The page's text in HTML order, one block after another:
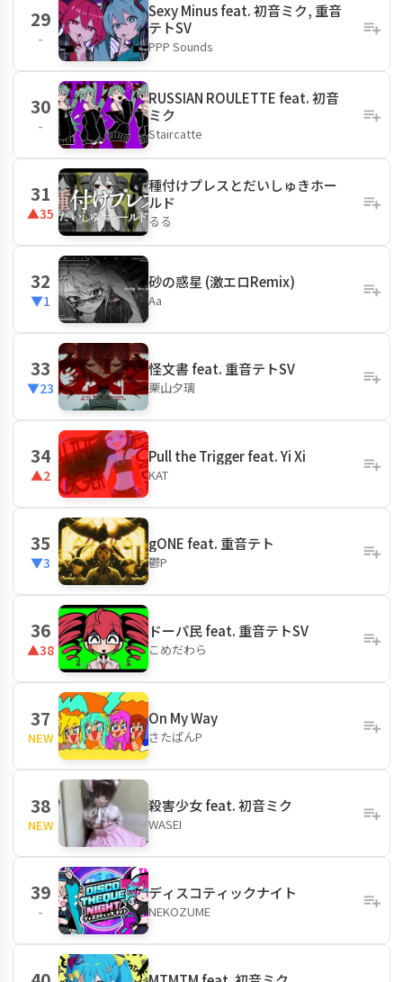
29
-
Sexy Minus feat. 初音ミク, 重音
テトSV
PPP Sounds
30
-
RUSSIAN ROULETTE feat. 初音
ミク
Staircatte
31
▲35
種付けプレスとだいしゅきホー
ルド
るる
32
▼1
砂の惑星 (激エロRemix)
Aa
33
▼23
怪文書 feat. 重音テトSV
栗山夕璃
34
▲2
Pull the Trigger feat. Yi Xi
KAT
35
▼3
gONE feat. 重音テト
鬱P
36
▲38
ドーパ民 feat. 重音テトSV
こめだわら
37
NEW
On My Way
さたぱんP
38
NEW
殺害少女 feat. 初音ミク
WASEI
39
-
ディスコティックナイト
NEKOZUME